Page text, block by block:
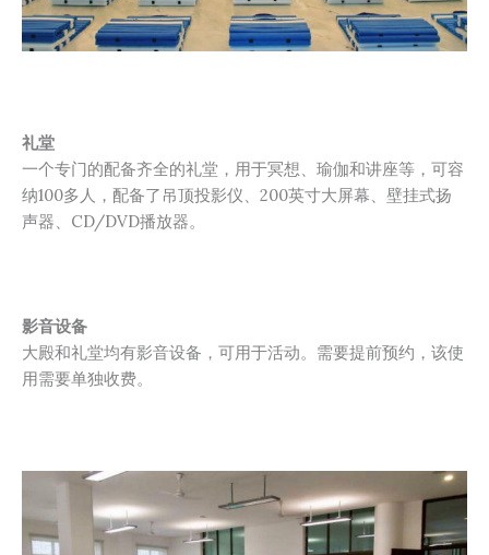
礼堂
一个专门的配备齐全的礼堂，用于冥想、瑜伽和讲座等，可容
纳100多人， 配备了 吊顶投影仪、200英寸大屏幕、壁挂式扬
声器、CD/DVD播放器。
影音设备
大殿和礼堂均有影音设备，可用于活动。需要提前预约，该使
用需要单独收费。